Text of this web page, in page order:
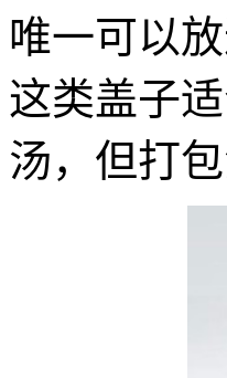
唯一可以
这类盖子
汤，但打